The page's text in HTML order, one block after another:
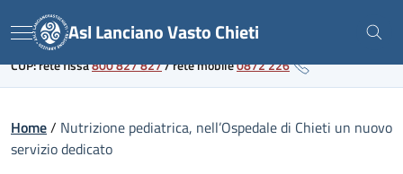
to
content
Link al portale sanitario regionale
Menu Asl Lanciano Vasto Chieti
CUP: rete fissa800 827 827/rete mobile0872 226
Home/ Nutrizione pediatrica, nell’Ospedale di Chieti un nuovo
servizio dedicato